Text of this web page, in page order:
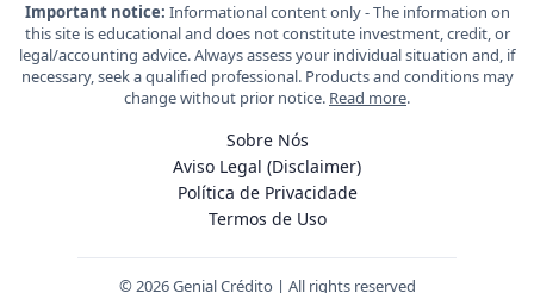
Important notice: Informational content only - The information on
this site is educational and does not constitute investment, credit, or
legal/accounting advice. Always assess your individual situation and, if
necessary, seek a qualified professional. Products and conditions may
change without prior notice. Read more.
Sobre Nós
Aviso Legal (Disclaimer)
Política de Privacidade
Termos de Uso
© 2026 Genial Crédito | All rights reserved